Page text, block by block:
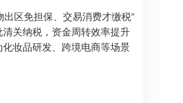
区免担保、交易消费才缴税”
关纳税，资金周转效率提升
妆品研发、跨境电商等场景